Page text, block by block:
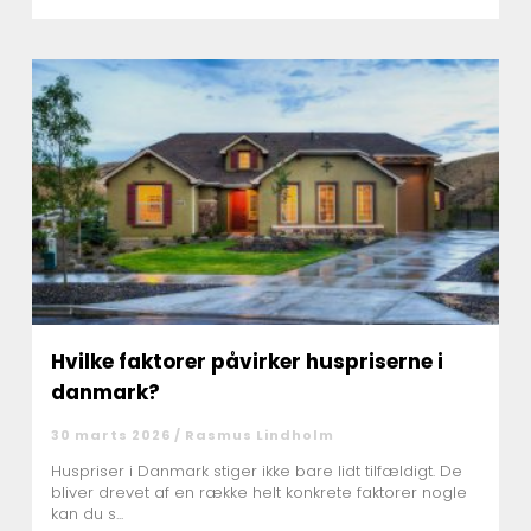
Hvilke faktorer påvirker huspriserne i
danmark?
30 marts 2026 / Rasmus Lindholm
Huspriser i Danmark stiger ikke bare lidt tilfældigt. De
bliver drevet af en række helt konkrete faktorer nogle
kan du s...